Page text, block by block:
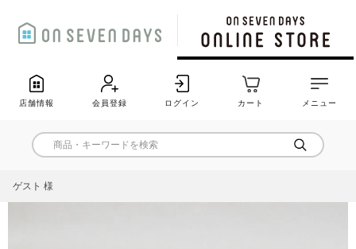
店舗情報 会員登録 ログイン カート メニュー
ゲスト 様